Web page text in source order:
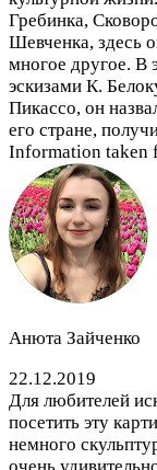
Гребинка,
Шевченка, здесь
многое другое. В
эскизами К.
Пикассо, он
его стране,
Information taken
Анюта Зайченко
22.12.2019
Для любителей
посетить эту
немного
очень